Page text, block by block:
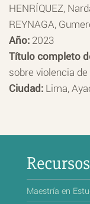
HENRÍQUEZ,
REYNAGA,
Año: 2023
Título completo
sobre violencia
Ciudad: Lima,
Maestría en